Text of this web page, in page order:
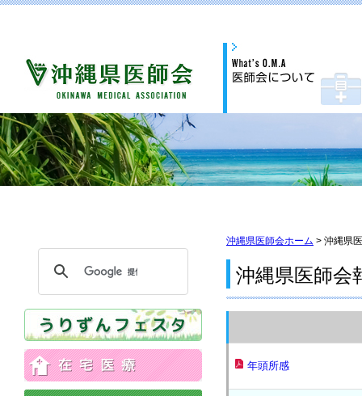
沖縄県医師会ホーム > 沖縄県
沖縄県医師会
年頭所感